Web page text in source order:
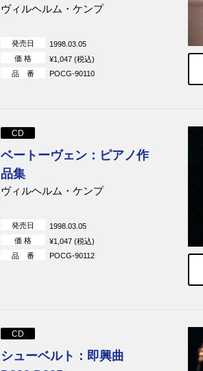
ヴィルヘルム・ケンプ
発売日
1998.03.05
価 格
¥1,047 (税込)
品 番
POCG-90110
CD
ベートーヴェン：ピアノ作
品集
ヴィルヘルム・ケンプ
発売日
1998.03.05
価 格
¥1,047 (税込)
品 番
POCG-90112
CD
シューベルト：即興曲